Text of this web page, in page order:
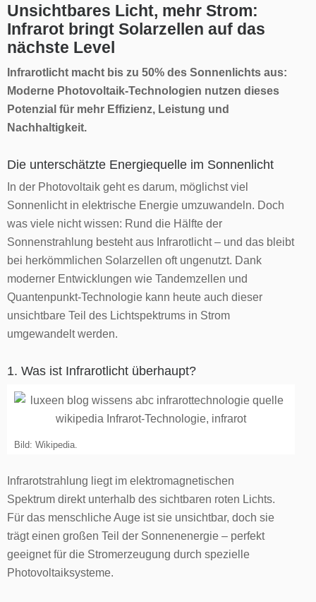
Unsichtbares Licht, mehr Strom:
Infrarot bringt Solarzellen auf das
nächste Level
Infrarotlicht macht bis zu 50% des Sonnenlichts aus:
Moderne Photovoltaik-Technologien nutzen dieses
Potenzial für mehr Effizienz, Leistung und
Nachhaltigkeit.
Die unterschätzte Energiequelle im Sonnenlicht
In der Photovoltaik geht es darum, möglichst viel
Sonnenlicht in elektrische Energie umzuwandeln. Doch
was viele nicht wissen: Rund die Hälfte der
Sonnenstrahlung besteht aus Infrarotlicht – und das bleibt
bei herkömmlichen Solarzellen oft ungenutzt. Dank
moderner Entwicklungen wie Tandemzellen und
Quantenpunkt-Technologie kann heute auch dieser
unsichtbare Teil des Lichtspektrums in Strom
umgewandelt werden.
1. Was ist Infrarotlicht überhaupt?
Bild: Wikipedia.
Infrarotstrahlung liegt im elektromagnetischen
Spektrum direkt unterhalb des sichtbaren roten Lichts.
Für das menschliche Auge ist sie unsichtbar, doch sie
trägt einen großen Teil der Sonnenenergie – perfekt
geeignet für die Stromerzeugung durch spezielle
Photovoltaiksysteme.